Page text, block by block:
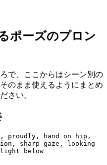
ポーズのプロン
で、ここからはシーン別の
のまま使えるようにまとめ
さい。
proudly, hand on hip,
sharp gaze, looking
below